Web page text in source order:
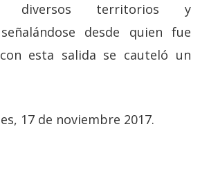
diversos territorios y
desde quien fue
esta salida se cauteló un
17 de noviembre 2017.